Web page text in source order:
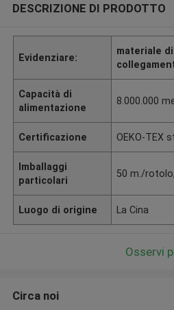
DESCRIZIONE DI PRODOTTO
Evidenziare:
materiale
Capacità di
alimentazione
8.000.000
Certificazione OEKO-TEX
Imballaggi
particolari
50 m./
Luogo di origine La Cina
Osservi
Circa noi